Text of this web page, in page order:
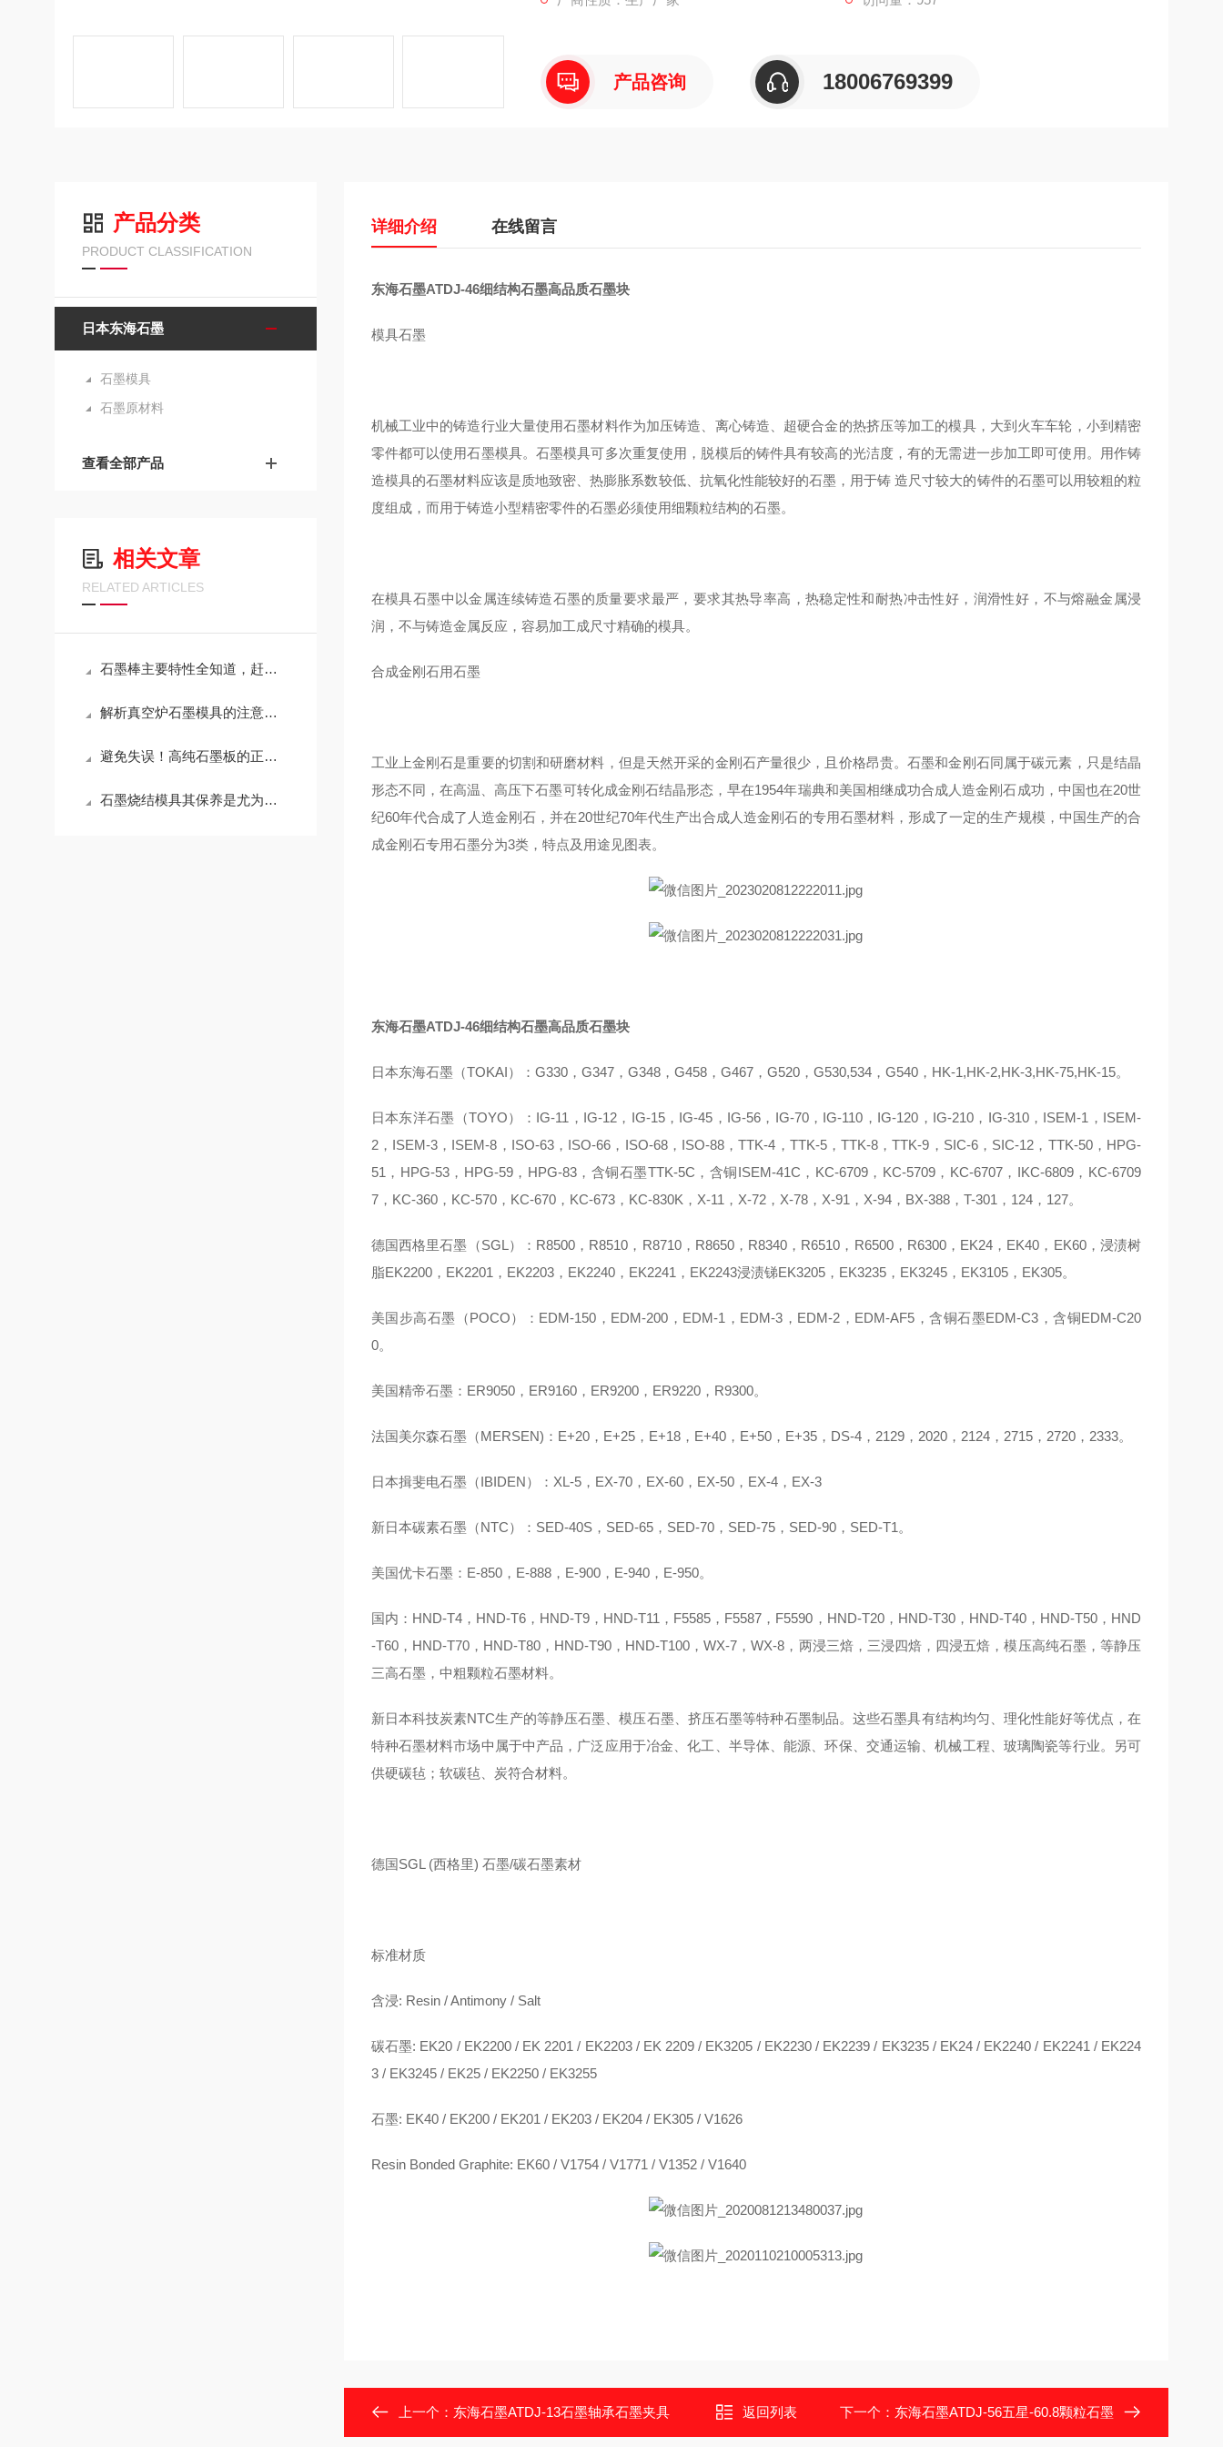
产品咨询 18006769399
产品分类
PRODUCT CLASSIFICATION
日本东海石墨
石墨模具
石墨原材料
查看全部产品
相关文章
RELATED ARTICLES
石墨棒主要特性全知道，赶紧收藏！
解析真空炉石墨模具的注意事项：提高模具寿命的秘诀
避免失误！高纯石墨板的正确使用技巧
石墨烧结模具其保养是尤为讲究的
详细介绍 在线留言
东海石墨ATDJ-46细结构石墨高品质石墨块
模具石墨
机械工业中的铸造行业大量使用石墨材料作为加压铸造、离心铸造、超硬合金的热挤压等加工的模具，大到火车车轮，小到精密
零件都可以使用石墨模具。石墨模具可多次重复使用，脱模后的铸件具有较高的光洁度，有的无需进一步加工即可使用。用作铸
造模具的石墨材料应该是质地致密、热膨胀系数较低、抗氧化性能较好的石墨，用于铸 造尺寸较大的铸件的石墨可以用较粗的粒
度组成，而用于铸造小型精密零件的石墨必须使用细颗粒结构的石墨。
在模具石墨中以金属连续铸造石墨的质量要求最严，要求其热导率高，热稳定性和耐热冲击性好，润滑性好，不与熔融金属浸
润，不与铸造金属反应，容易加工成尺寸精确的模具。
合成金刚石用石墨
工业上金刚石是重要的切割和研磨材料，但是天然开采的金刚石产量很少，且价格昂贵。石墨和金刚石同属于碳元素，只是结晶
形态不同，在高温、高压下石墨可转化成金刚石结晶形态，早在1954年瑞典和美国相继成功合成人造金刚石成功，中国也在20世
纪60年代合成了人造金刚石，并在20世纪70年代生产出合成人造金刚石的专用石墨材料，形成了一定的生产规模，中国生产的合
成金刚石专用石墨分为3类，特点及用途见图表。
东海石墨ATDJ-46细结构石墨高品质石墨块
日本东海石墨（TOKAI）：G330，G347，G348，G458，G467，G520，G530,534，G540，HK-1,HK-2,HK-3,HK-75,HK-15。
日本东洋石墨（TOYO）：IG-11，IG-12，IG-15，IG-45，IG-56，IG-70，IG-110，IG-120，IG-210，IG-310，ISEM-1，ISEM-
2，ISEM-3，ISEM-8，ISO-63，ISO-66，ISO-68，ISO-88，TTK-4，TTK-5，TTK-8，TTK-9，SIC-6，SIC-12，TTK-50，HPG-
51，HPG-53，HPG-59，HPG-83，含铜石墨TTK-5C，含铜ISEM-41C，KC-6709，KC-5709，KC-6707，IKC-6809，KC-6709
7，KC-360，KC-570，KC-670，KC-673，KC-830K，X-11，X-72，X-78，X-91，X-94，BX-388，T-301，124，127。
德国西格里石墨（SGL）：R8500，R8510，R8710，R8650，R8340，R6510，R6500，R6300，EK24，EK40，EK60，浸渍树
脂EK2200，EK2201，EK2203，EK2240，EK2241，EK2243浸渍锑EK3205，EK3235，EK3245，EK3105，EK305。
美国步高石墨（POCO）：EDM-150，EDM-200，EDM-1，EDM-3，EDM-2，EDM-AF5，含铜石墨EDM-C3，含铜EDM-C20
0。
美国精帝石墨：ER9050，ER9160，ER9200，ER9220，R9300。
法国美尔森石墨（MERSEN)：E+20，E+25，E+18，E+40，E+50，E+35，DS-4，2129，2020，2124，2715，2720，2333。
日本揖斐电石墨（IBIDEN）：XL-5，EX-70，EX-60，EX-50，EX-4，EX-3
新日本碳素石墨（NTC）：SED-40S，SED-65，SED-70，SED-75，SED-90，SED-T1。
美国优卡石墨：E-850，E-888，E-900，E-940，E-950。
国内：HND-T4，HND-T6，HND-T9，HND-T11，F5585，F5587，F5590，HND-T20，HND-T30，HND-T40，HND-T50，HND
-T60，HND-T70，HND-T80，HND-T90，HND-T100，WX-7，WX-8，两浸三焙，三浸四焙，四浸五焙，模压高纯石墨，等静压
三高石墨，中粗颗粒石墨材料。
新日本科技炭素NTC生产的等静压石墨、模压石墨、挤压石墨等特种石墨制品。这些石墨具有结构均匀、理化性能好等优点，在
特种石墨材料市场中属于中产品，广泛应用于冶金、化工、半导体、能源、环保、交通运输、机械工程、玻璃陶瓷等行业。另可
供硬碳毡；软碳毡、炭符合材料。
德国SGL (西格里) 石墨/碳石墨素材
标准材质
含浸: Resin / Antimony / Salt
碳石墨: EK20 / EK2200 / EK 2201 / EK2203 / EK 2209 / EK3205 / EK2230 / EK2239 / EK3235 / EK24 / EK2240 / EK2241 / EK224
3 / EK3245 / EK25 / EK2250 / EK3255
石墨: EK40 / EK200 / EK201 / EK203 / EK204 / EK305 / V1626
Resin Bonded Graphite: EK60 / V1754 / V1771 / V1352 / V1640
上一个： 东海石墨ATDJ-13石墨轴承石墨夹具 返回列表 下一个： 东海石墨ATDJ-56五星-60.8颗粒石墨